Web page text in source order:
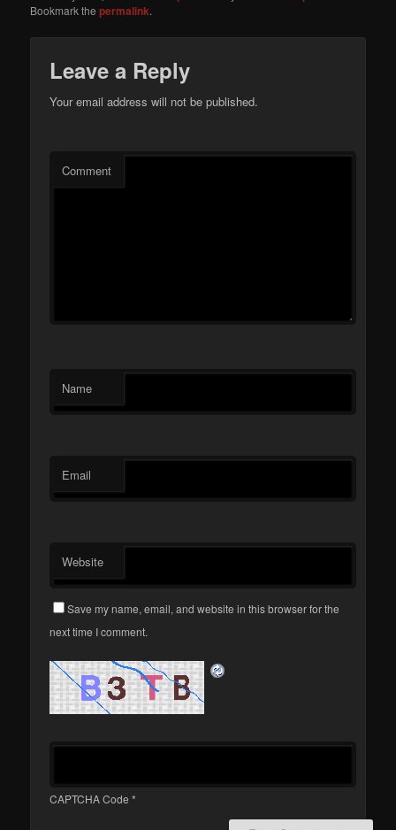
Bookmark thepermalink.
Leave a Reply
Your email address will not be published.
Comment
Name
Email
Website
Save my name, email, and website in this browser for the
next time I comment.
CAPTCHA Code *